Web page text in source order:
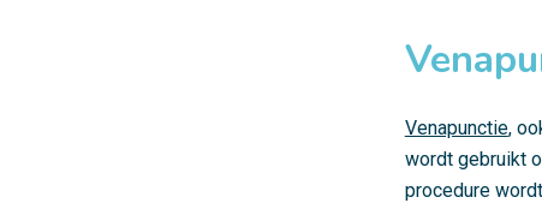
Venapunctie,
wordt gebruikt
procedure